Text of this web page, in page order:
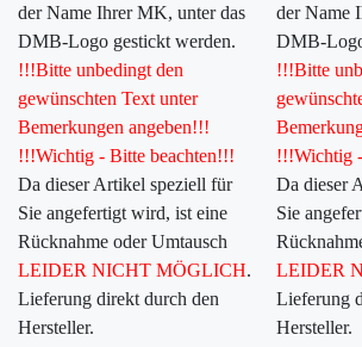
der Name Ihrer MK, unter das
DMB-Logo gestickt werden.
!!!Bitte unbedingt den
gewünschten Text unter
Bemerkungen angeben!!!
!!!Wichtig - Bitte beachten!!!
Da dieser Artikel speziell für
Sie angefertigt wird, ist eine
Rücknahme oder Umtausch
LEIDER NICHT MÖGLICH.
Lieferung direkt durch den
Hersteller.
der Name
DMB-
!!!Bitte
!!!Wichtig
Da dieser
Sie
LEIDER
Lieferung
Hersteller.